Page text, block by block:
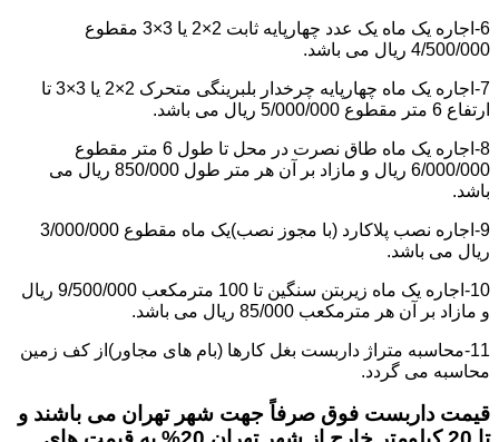
6-اجاره یک ماه یک عدد چهارپایه ثابت 2×2 یا 3×3 مقطوع
4/500/000 ریال می باشد.
7-اجاره یک ماه چهارپایه چرخدار بلبرینگی متحرک 2×2 یا 3×3 تا
ارتفاع 6 متر مقطوع 5/000/000 ریال می باشد.
8-اجاره یک ماه طاق نصرت در محل تا طول 6 متر مقطوع
6/000/000 ریال و مازاد بر آن هر متر طول 850/000 ریال می
باشد.
9-اجاره نصب پلاکارد (با مجوز نصب)یک ماه مقطوع 3/000/000
ریال می باشد.
10-اجاره یک ماه زیربتن سنگین تا 100 مترمکعب 9/500/000 ریال
و مازاد بر آن هر مترمکعب 85/000 ریال می باشد.
11-محاسبه متراژ داربست بغل کارها (بام های مجاور)از کف زمین
محاسبه می گردد.
قیمت داربست فوق صرفاً جهت شهر تهران می باشند و